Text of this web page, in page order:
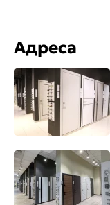
Адреса